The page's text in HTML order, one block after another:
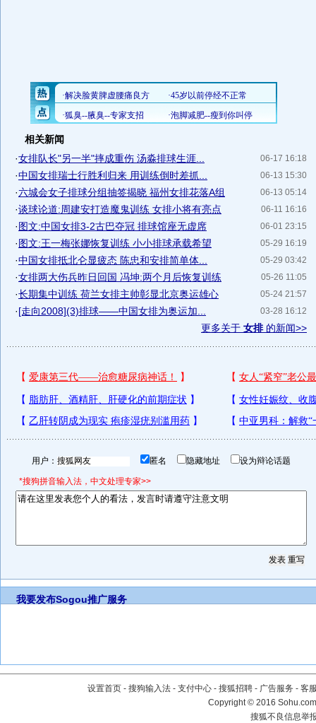
相关新闻
06-17 16:18
·女排队长"另一半"摔成重伤 汤淼排球生涯...
06-13 15:30
·中国女排瑞士行胜利归来 用训练倒时差抓...
06-13 05:14
·六城会女子排球分组抽签揭晓 福州女排花落A组
06-11 16:16
·谈球论道:周建安打造魔鬼训练 女排小将有亮点
06-01 23:15
·图文:中国女排3-2古巴夺冠 排球馆座无虚席
05-29 16:19
·图文:王一梅张娜恢复训练 小小排球承载希望
05-29 03:42
·中国女排抵北仑显疲态 陈忠和安排简单体...
05-26 11:05
·女排两大伤兵昨日回国 冯坤:两个月后恢复训练
05-24 21:57
·长期集中训练 荷兰女排主帅彰显北京奥运雄心
03-28 16:12
·[走向2008](3)排球――中国女排为奥运加...
更多关于 女排的新闻>>
用户： 匿名 隐藏地址 设为辩论话题
*搜狗拼音输入法，中文处理专家>>
我要发布Sogou推广服务
设置首页 - 搜狗输入法 - 支付中心 - 搜狐招聘 - 广告服务 - 客
Copyright©2016
搜狐不良信息举